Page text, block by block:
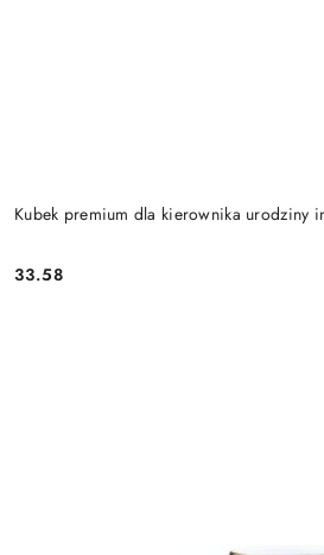
Kubek premium dla kierownika urodziny
Cena:
33.58